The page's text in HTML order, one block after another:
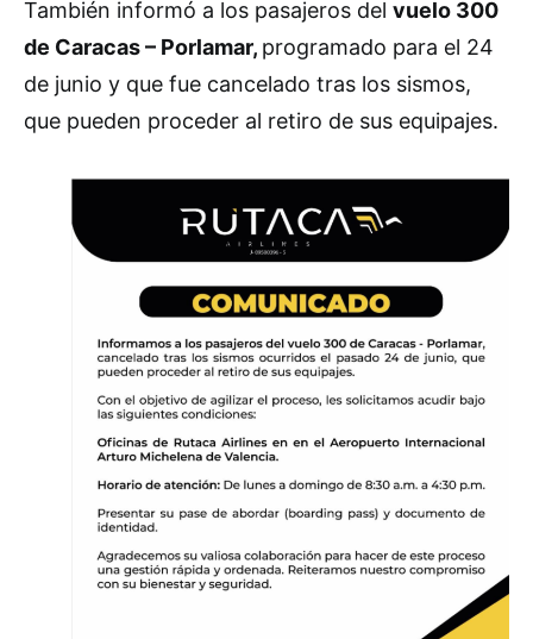
También informó a los pasajeros del vuelo 300
de Caracas – Porlamar, programado para el 24
de junio y que fue cancelado tras los sismos,
que pueden proceder al retiro de sus equipajes.